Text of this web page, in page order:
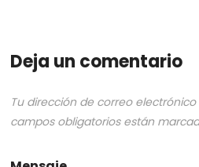
Deja un comentario
Tu dirección de correo
campos obligatorios están